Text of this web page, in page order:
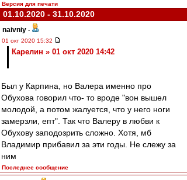
Версия для печати
01.10.2020 - 31.10.2020
naivniy -
01 окт 2020 15:32
Карелин » 01 окт 2020 14:42
Был у Карпина, но Валера именно про
Обухова говорил что- то вроде "вон вышел
молодой, а потом жалуется, что у него ноги
замерзли, епт". Так что Валеру в любви к
Обухову заподозрить сложно. Хотя, мб
Владимир прибавил за эти годы. Не слежу за
ним
Последнее сообщение